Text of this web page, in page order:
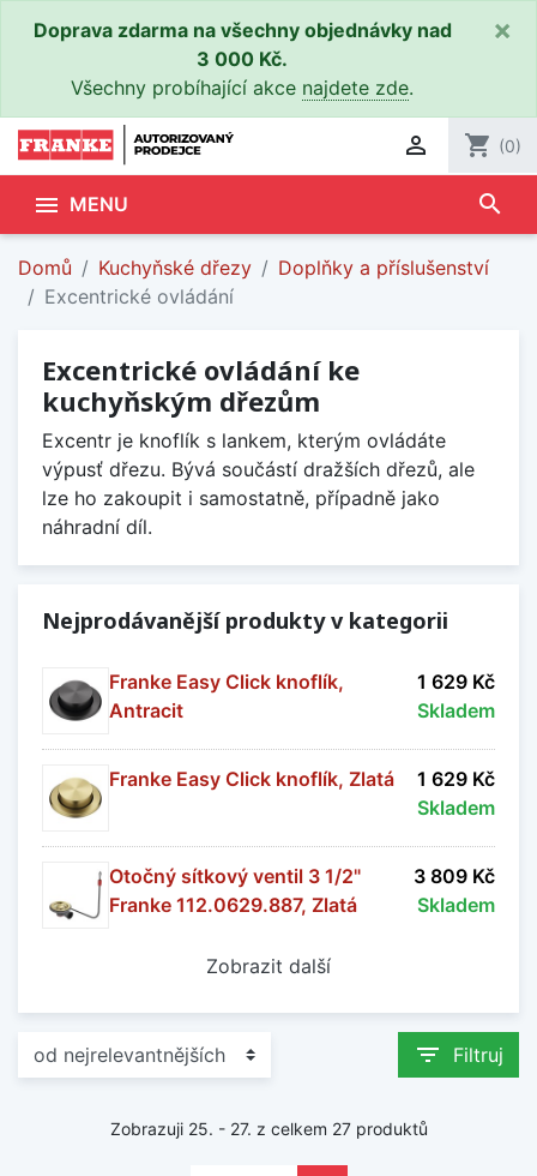
Doprava zdarma na všechny objednávky nad
3 000 Kč.
Všechny probíhající akce najdete zde.
×
 shopping_cart (0)
 MENU search
Domů Kuchyňské dřezy
Doplňky a příslušenství
Excentrické ovládání
Excentrické ovládání ke
kuchyňským dřezům
Excentr je knoflík s lankem, kterým ovládáte
výpusť dřezu. Bývá součástí dražších dřezů, ale
lze ho zakoupit i samostatně, případně jako
náhradní díl.
Nejprodávanější produkty v kategorii
Franke Easy Click knoflík,
Antracit
1 629 Kč
Skladem
Franke Easy Click knoflík, Zlatá
1 629 Kč
Skladem
Otočný sítkový ventil 3 1/2"
Franke 112.0629.887, Zlatá
3 809 Kč
Skladem
Zobrazit další
filter_list Filtruj
Zobrazuji 25. - 27. z celkem 27 produktů